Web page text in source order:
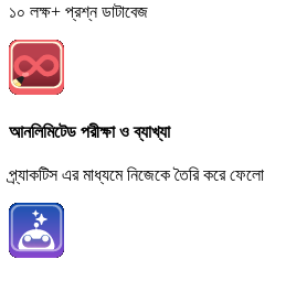
১০ লক্ষ+ প্রশ্ন ডাটাবেজ
আনলিমিটেড পরীক্ষা ও ব্যাখ্যা
প্র্যাকটিস এর মাধ্যমে নিজেকে তৈরি করে ফেলো